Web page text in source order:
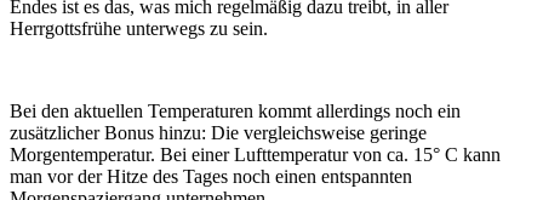
Endes ist es das, was mich regelmäßig dazu treibt, in aller
Herrgottsfrühe unterwegs zu sein.
Bei den aktuellen Temperaturen kommt allerdings noch ein
zusätzlicher Bonus hinzu: Die vergleichsweise geringe
Morgentemperatur. Bei einer Lufttemperatur von ca. 15° C kann
man vor der Hitze des Tages noch einen entspannten